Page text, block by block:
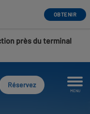
OBTENIR
près du terminal
Réservez
MENU